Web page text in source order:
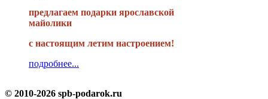
предлагаем подарки ярославской
майолики
с настоящим летим настроением!
подробнее...
© 2010-2026 spb-podarok.ru